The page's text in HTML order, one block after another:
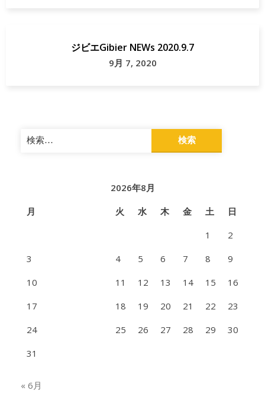
ジビエGibier NEWs 2020.9.7
9月 7, 2020
検
索:
2026年8月
月
火 水 木 金 土
日
1
2
3
4 5 6 7 8
9
10
11 12 13 14 15
16
17
18 19 20 21 22
23
24
25 26 27 28 29
30
31
« 6月